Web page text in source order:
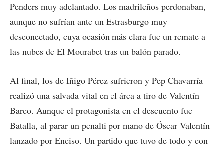
Penders muy adelantado. Los madrileños perdonaban,
aunque no sufrían ante un Estrasburgo muy
desconectado, cuya ocasión más clara fue un remate a
las nubes de El Mourabet tras un balón parado.
Al final, los de Iñigo Pérez sufrieron y Pep Chavarría
realizó una salvada vital en el área a tiro de Valentín
Barco. Aunque el protagonista en el descuento fue
Batalla, al parar un penalti por mano de Óscar Valentín
lanzado por Enciso. Un partido que tuvo de todo y con